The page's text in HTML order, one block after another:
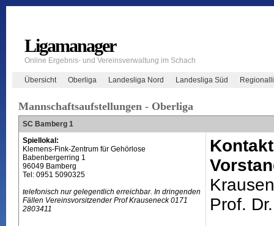
Ligamanager
Online Ergebnis- und Vereinsverwaltung im Schach
Übersicht Oberliga Landesliga Nord Landesliga Süd
Mannschaftsaufstellungen - Oberliga
SC Bamberg 1
Spiellokal:
Klemens-Fink-Zentrum für Gehörlose
Babenbergerring 1
96049 Bamberg
Tel: 0951 5090325
telefonisch nur gelegentlich erreichbar. In dringenden
Fällen Vereinsvorsitzender Prof Krauseneck 0171
2803411
Prof. Dr.